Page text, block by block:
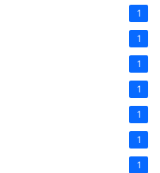
1
1
1
1
1
1
1